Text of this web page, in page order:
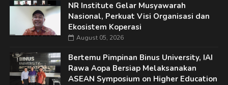
NR Institute Gelar Musyawarah
Nasional, Perkuat Visi Organisasi dan
Ekosistem Koperasi
August 05, 2026
Bertemu Pimpinan Binus University, IAI
Rawa Aopa Bersiap Melaksanakan
ASEAN Symposium on Higher Education